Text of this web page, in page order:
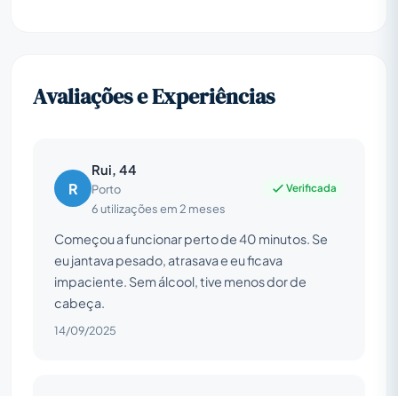
Avaliações e Experiências
R
Rui, 44
Porto
6 utilizações em 2 meses
Verificada
Começou a funcionar perto de 40 minutos. Se
eu jantava pesado, atrasava e eu ficava
impaciente. Sem álcool, tive menos dor de
cabeça.
14/09/2025